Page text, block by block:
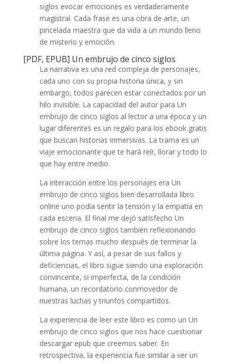
siglos evocar emociones es verdaderamente
magistral. Cada frase es una obra de arte, un
pincelada maestra que da vida a un mundo lleno
de misterio y emoción.
[PDF, EPUB] Un embrujo de cinco siglos
La narrativa es una red compleja de personajes,
cada uno con su propia historia única, y sin
embargo, todos parecen estar conectados por un
hilo invisible. La capacidad del autor para Un
embrujo de cinco siglos al lector a una época y un
lugar diferentes es un regalo para los ebook gratis
que buscan historias inmersivas. La trama es un
viaje emocionante que te hará reír, llorar y todo lo
que hay entre medio.
La interacción entre los personajes era Un
embrujo de cinco siglos bien desarrollada libro
online​ uno podía sentir la tensión y la empatía en
cada escena. El final me dejó satisfecho Un
embrujo de cinco siglos también reflexionando
sobre los temas mucho después de terminar la
última página. Y así, a pesar de sus fallos y
deficiencias, el libro sigue siendo una exploración
convincente, si imperfecta, de la condición
humana, un recordatorio conmovedor de
nuestras luchas y triunfos compartidos.
La experiencia de leer este libro es como un Un
embrujo de cinco siglos que nos hace cuestionar
descargar epub que creemos saber. En
retrospectiva, la experiencia fue similar a ver un